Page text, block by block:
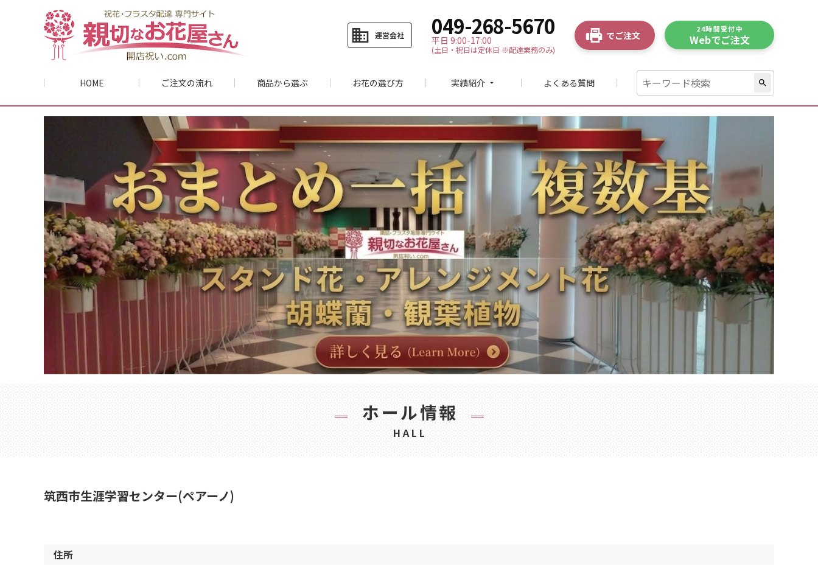
business 運営会社 049-268-5670
平日 9:00-17:00
(土日・祝日は定休日 ※配達業務のみ)
でご注文
24時間受付中
Webでご注文
search
HOME ご注文の流れ 商品から選ぶ お花の選び方 実績紹介 arrow_drop_down よくある質問
ホール情報
HALL
筑西市生涯学習センター(ペアーノ)
住所